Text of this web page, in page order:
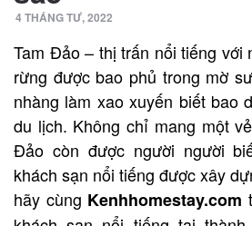
4 THÁNG TƯ, 2022
Tam Đảo – thị trấn nổi tiếng với
rừng được bao phủ trong mờ
nhàng làm xao xuyến biết bao
du lịch. Không chỉ mang một
Đảo còn được người người
khách sạn nổi tiếng được xây
hãy cùng Kenhhomestay.com